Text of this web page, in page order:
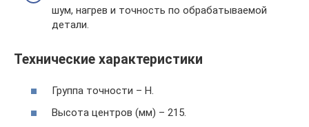
шум, нагрев и точность по обрабатываемой
детали.
Технические характеристики
Группа точности – Н.
Высота центров (мм) – 215.